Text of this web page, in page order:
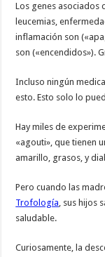
Los genes asociados
leucemias,
inflamación son
son («encendidos»).
Incluso ningún
esto. Esto solo lo
Hay miles de
«agouti», que tienen
amarillo, grasos, y
Pero cuando las
Trofología, sus hijos
saludable.
Curiosamente, la